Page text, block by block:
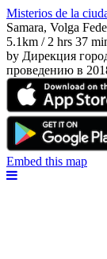
Misterios de la
Samara, Volga
5.1km / 2 hrs 37
by Дирекция
проведению в
Embed this map